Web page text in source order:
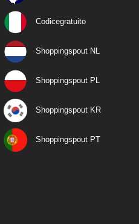
Codicegratuito
Shoppingspout NL
Shoppingspout PL
Shoppingspout KR
Shoppingspout PT